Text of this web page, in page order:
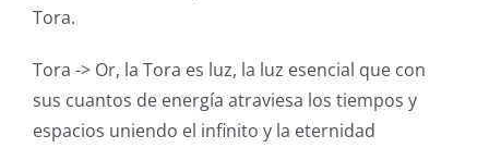
Tora.
Tora -> Or, la Tora es luz, la luz esencial que con
sus cuantos de energía atraviesa los tiempos y
espacios uniendo el infinito y la eternidad